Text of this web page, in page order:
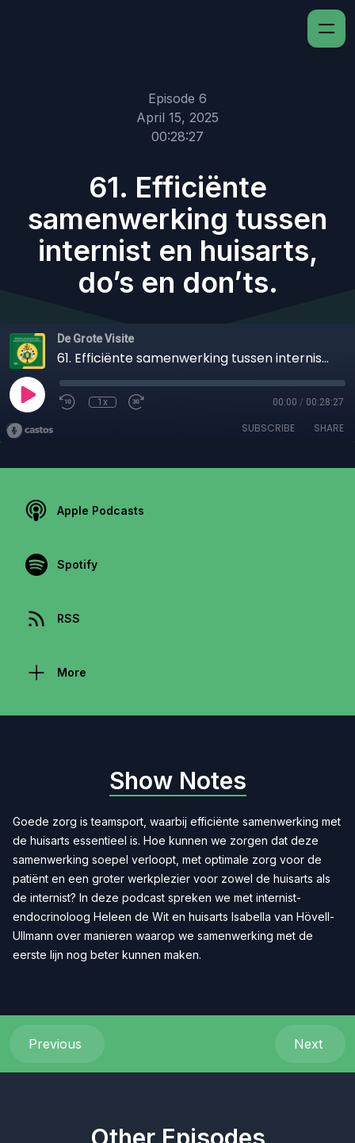
Episode 6
April 15, 2025
00:28:27
61. Efficiënte
samenwerking tussen
internist en huisarts,
do’s en don’ts.
De Grote Visite
61. Efficiënte samenwerking tussen internist en huisarts, do’s en don’ts.
1x 00:00 / 00:28:27
SUBSCRIBE SHARE
Apple Podcasts
Spotify
RSS
More
Show Notes
Goede zorg is teamsport, waarbij efficiënte samenwerking met
de huisarts essentieel is. Hoe kunnen we zorgen dat deze
samenwerking soepel verloopt, met optimale zorg voor de
patiënt en een groter werkplezier voor zowel de huisarts als
de internist? In deze podcast spreken we met internist-
endocrinoloog Heleen de Wit en huisarts Isabella van Hövell-
Ullmann over manieren waarop we samenwerking met de
eerste lijn nog beter kunnen maken.
Previous Next